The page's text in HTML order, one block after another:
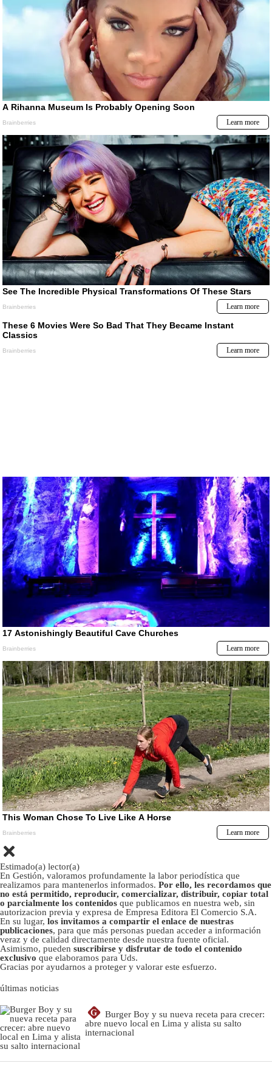
Estimado(a) lector(a)
En Gestión, valoramos profundamente la labor periodística que
realizamos para mantenerlos informados. Por ello, les recordamos que
no está permitido, reproducir, comercializar, distribuir, copiar total
o parcialmente los contenidos que publicamos en nuestra web, sin
autorizacion previa y expresa de Empresa Editora El Comercio S.A.
En su lugar, los invitamos a compartir el enlace de nuestras
publicaciones, para que más personas puedan acceder a información
veraz y de calidad directamente desde nuestra fuente oficial.
Asimismo, pueden suscribirse y disfrutar de todo el contenido
exclusivo que elaboramos para Uds.
Gracias por ayudarnos a proteger y valorar este esfuerzo.
últimas noticias
G
Burger Boy y su nueva receta para crecer:
abre nuevo local en Lima y alista su salto
internacional